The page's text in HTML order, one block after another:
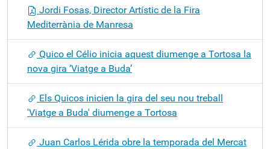
Jordi Fosas, Director Artístic de la Fira
Mediterrània de Manresa
Quico el Célio inicia aquest diumenge a Tortosa la
nova gira ‘Viatge a Buda’
Els Quicos inicien la gira del seu nou treball
'Viatge a Buda' diumenge a Tortosa
Juan Carlos Lérida obre la temporada del Mercat